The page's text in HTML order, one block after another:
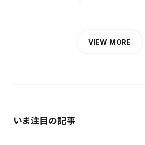
VIEW MORE
いま注目の記事